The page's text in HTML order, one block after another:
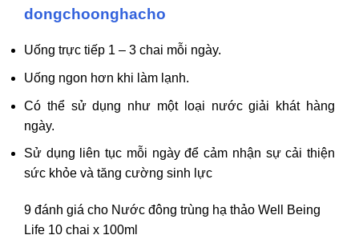
dongchoonghacho
Uống trực tiếp 1 – 3 chai mỗi ngày.
Uống ngon hơn khi làm lạnh.
Có thể sử dụng như một loại nước giải khát hàng
ngày.
Sử dụng liên tục mỗi ngày để cảm nhận sự cải thiện
sức khỏe và tăng cường sinh lực
9 đánh giá cho Nước đông trùng hạ thảo Well Being
Life 10 chai x 100ml